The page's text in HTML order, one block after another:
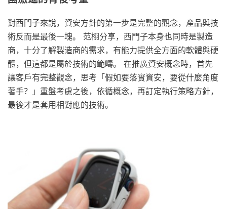
對西門子來說，資安方針的第一步是完整的觀念，產品與技
術反而是最後一塊。 范栩分享，西門子本身也同時是製造
商，十分了解製造商的需求，有能力提供全方面的軟體與硬
體，但這都是屬於技術的範疇。 在推廣資安概念時，首先
讓客戶有完整觀念，思考「假如要落實資安，要從什麼角度
著手？」重盤考慮之後，依循概念，再訂定執行策略方針，
最後才是套用相對應的技術。